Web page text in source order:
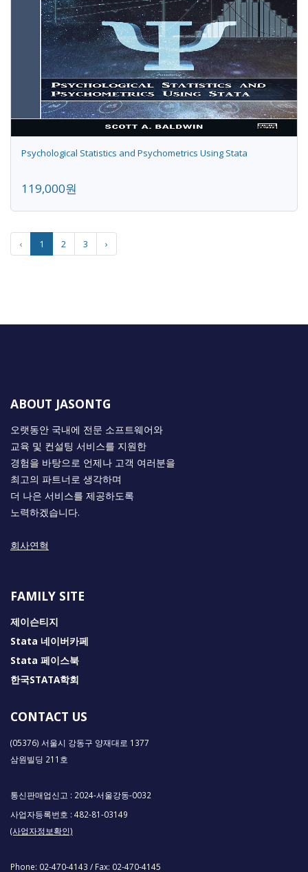
Psychological Statistics and Psychometrics Using Stata
119,000원
‹ 1 2 3 ›
ABOUT JASONTG
오랫동안 국내에 전문 소프트웨어와
교육 및 컨설팅 서비스를 지원한
경험을 바탕으로 언제나 고객 여러분을
최고의 파트너로 생각하며
더 나은 서비스를 제공하도록
노력하겠습니다.
회사연혁
FAMILY SITE
제이슨티지
Stata 네이버카페
Stata 페이스북
한국STATA학회
CONTACT US
(05376) 서울시 강동구 양재대로 1377
삼원빌딩 211호
통신판매업신고 : 2024-서울강동-0032
사업자등록번호 : 482-81-03149
(사업자정보확인)
Phone: 02-470-4143 / Fax: 02-470-4145